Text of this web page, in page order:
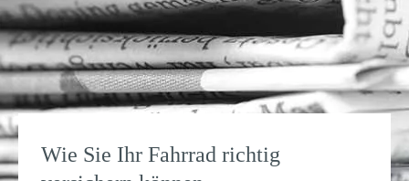
Wie Sie Ihr Fahrrad richtig